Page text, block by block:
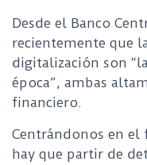
Desde el Banco
recientemente que
digitalización son
época”, ambas
financiero.
Centrándonos en
hay que partir de